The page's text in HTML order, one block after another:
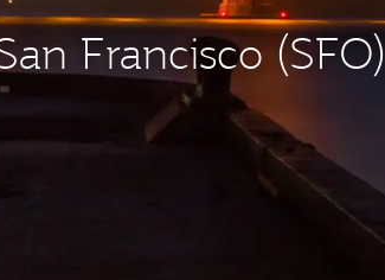
Francisco (SFO)